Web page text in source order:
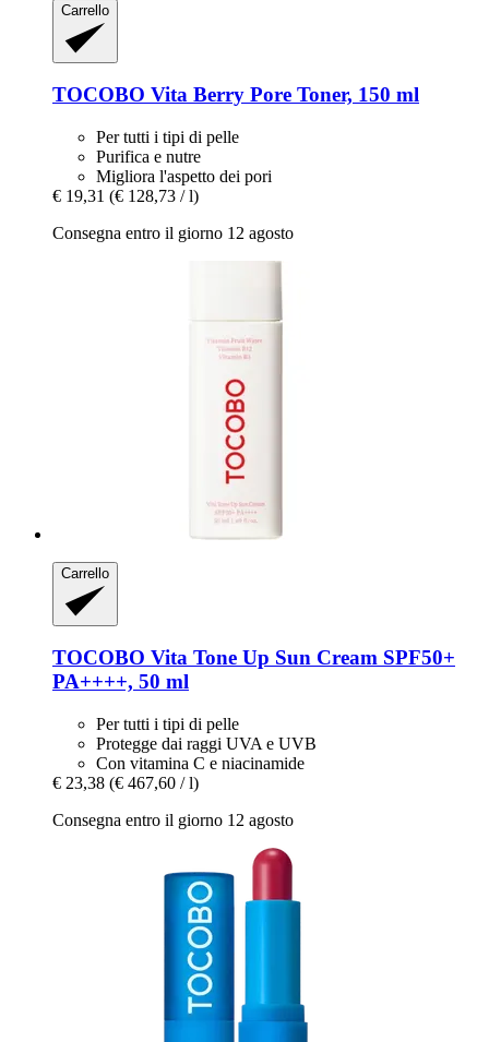
Carrello
TOCOBO Vita Berry Pore Toner, 150 ml
Per tutti i tipi di pelle
Purifica e nutre
Migliora l'aspetto dei pori
€ 19,31 (€ 128,73 / l)
Consegna entro il giorno 12 agosto
Carrello
TOCOBO Vita Tone Up Sun Cream SPF50+
PA++++, 50 ml
Per tutti i tipi di pelle
Protegge dai raggi UVA e UVB
Con vitamina C e niacinamide
€ 23,38 (€ 467,60 / l)
Consegna entro il giorno 12 agosto